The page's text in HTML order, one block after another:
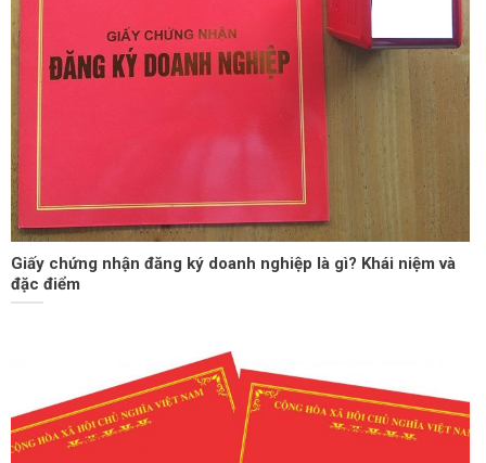
Giấy chứng nhận đăng ký doanh nghiệp là gì? Khái niệm và
đặc điểm